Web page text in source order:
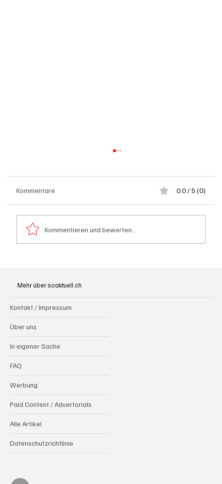
Schulanfang: Achtung Kinder
Kommentare 0.0 / 5 (0)
Kommentieren und bewerten...
Mehr über soaktuell.ch
Kontakt / Impressum
Über uns
In eigener Sache
FAQ
Werbung
Paid Content / Advertorials
Alle Artikel
Datenschutzrichtlinie